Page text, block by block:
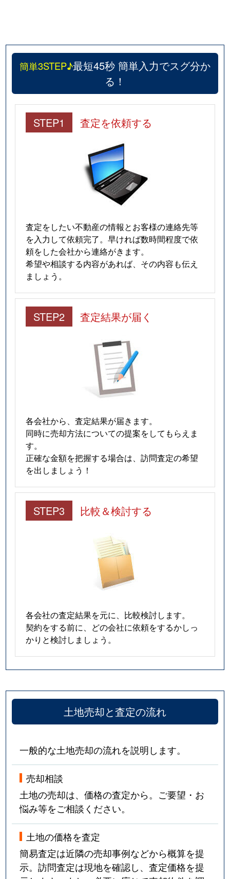
簡単3STEP♪最短45秒 簡単入力でスグ分か
る！
STEP1 査定を依頼する
査定をしたい不動産の情報とお客様の連絡先等
を入力して依頼完了。早ければ数時間程度で依
頼をした会社から連絡がきます。
希望や相談する内容があれば、その内容も伝え
ましょう。
STEP2 査定結果が届く
各会社から、査定結果が届きます。
同時に売却方法についての提案をしてもらえま
す。
正確な金額を把握する場合は、訪問査定の希望
を出しましょう！
STEP3 比較＆検討する
各会社の査定結果を元に、比較検討します。
契約をする前に、どの会社に依頼をするかしっ
かりと検討しましょう。
土地売却と査定の流れ
一般的な土地売却の流れを説明します。
売却相談
土地の売却は、価格の査定から。ご要望・お
悩み等をご相談ください。
土地の価格を査定
簡易査定は近隣の売却事例などから概算を提
示。訪問査定は現地を確認し、査定価格を提